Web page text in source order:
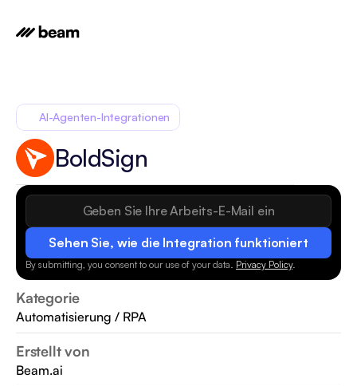
Sehen Sie, wie die Integration funktioniert
By submitting, you consent to our use of your data. Privacy Policy.
Kategorie
Automatisierung / RPA
Erstellt von
Beam.ai
AI-Agenten-Integrationen
BoldSign